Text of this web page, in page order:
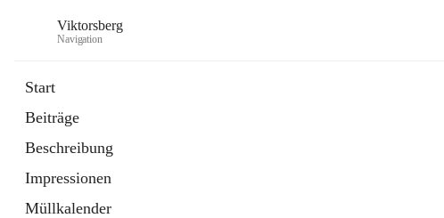
Viktorsberg
Navigation
Start
Beiträge
Beschreibung
Impressionen
Müllkalender